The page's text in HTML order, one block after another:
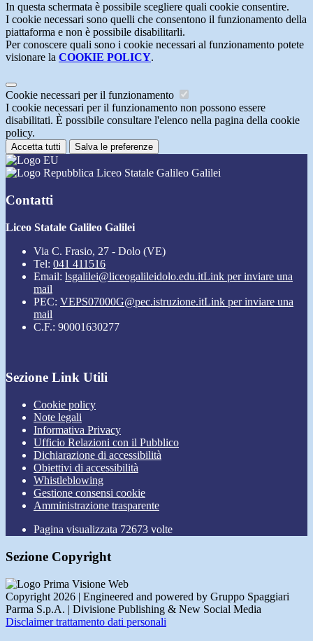
In questa schermata è possibile scegliere quali cookie consentire.
I cookie necessari sono quelli che consentono il funzionamento della
piattaforma e non è possibile disabilitarli.
Per conoscere quali sono i cookie necessari al funzionamento potete
visionare la COOKIE POLICY.
Cookie necessari per il funzionamento
I cookie necessari per il funzionamento non possono essere
disabilitati. È possibile consultare l'elenco nella pagina della cookie
policy.
Accetta tutti Salva le preferenze
Liceo Statale Galileo Galilei
Contatti
Liceo Statale Galileo Galilei
Via C. Frasio, 27 - Dolo (VE)
Tel: 041 411516
Email: lsgalilei@liceogalileidolo.edu.itLink per inviare una
mail
PEC: VEPS07000G@pec.istruzione.itLink per inviare una
mail
C.F.: 90001630277
Sezione Link Utili
Cookie policy
Note legali
Informativa Privacy
Ufficio Relazioni con il Pubblico
Dichiarazione di accessibilità
Obiettivi di accessibilità
Whistleblowing
Gestione consensi cookie
Amministrazione trasparente
Pagina visualizzata 72673 volte
Sezione Copyright
Copyright 2026 | Engineered and powered by Gruppo Spaggiari
Parma S.p.A. | Divisione Publishing & New Social Media
Disclaimer trattamento dati personali